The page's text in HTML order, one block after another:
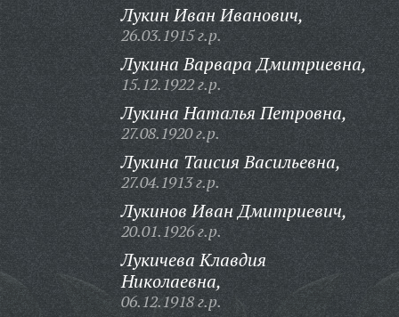
Лукин Иван Иванович,
26.03.1915 г.р.
Лукина Варвара Дмитриевна,
15.12.1922 г.р.
Лукина Наталья Петровна,
27.08.1920 г.р.
Лукина Таисия Васильевна,
27.04.1913 г.р.
Лукинов Иван Дмитриевич,
20.01.1926 г.р.
Лукичева Клавдия
Николаевна,
06.12.1918 г.р.